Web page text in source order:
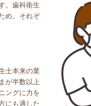
。歯科衛生
め、それぞ
士本来の業
が半数以上
ングに力を
にも適した